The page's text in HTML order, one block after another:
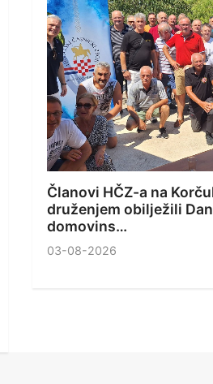
Članovi HČZ-a na
druženjem obilježili
domovins…
03-08-2026